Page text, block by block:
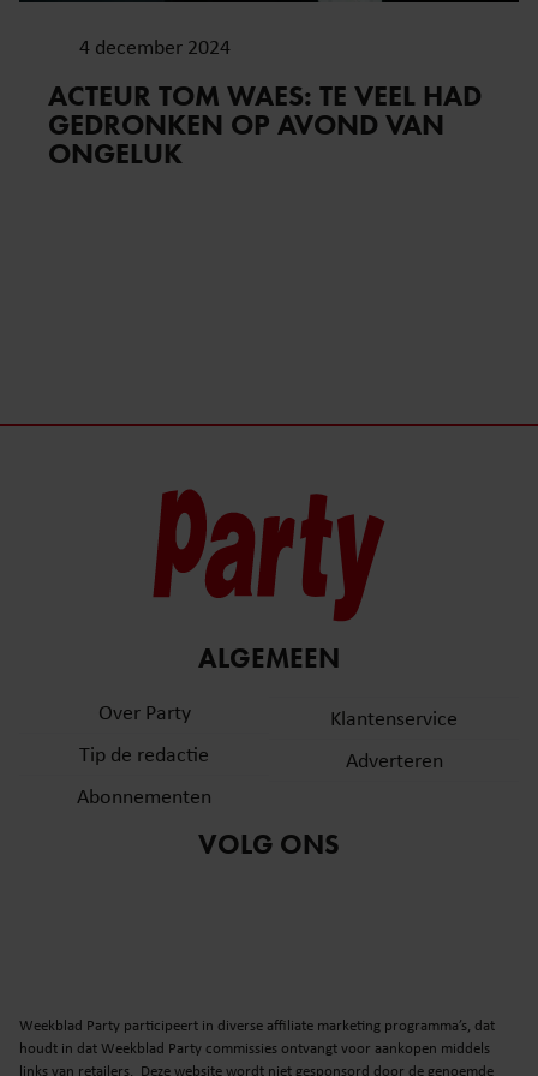
4 december 2024
ACTEUR TOM WAES: TE VEEL HAD
GEDRONKEN OP AVOND VAN
ONGELUK
ALGEMEEN
Over Party
Tip de redactie
Abonnementen
Klantenservice
Adverteren
VOLG ONS
Weekblad Party participeert in diverse affiliate marketing programma’s, dat
houdt in dat Weekblad Party commissies ontvangt voor aankopen middels
links van retailers. Deze website wordt niet gesponsord door de genoemde